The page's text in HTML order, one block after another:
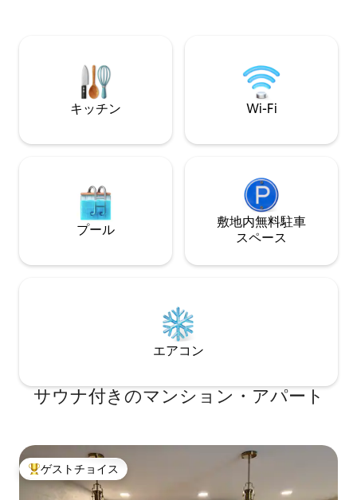
る必要があります。 今後の滞在のため
に、お気に入りリストに追加してくださ
泊可能で、紅葉シ
の滝でのハイキン
冬場のスキー（車
家です。リラック
キッチン Wi-Fi
プール
敷地内無料駐⁠車
ス⁠ペ⁠ー⁠ス
エアコン
サウナ付きのマンション・アパート
大好評のゲストチョイスです。
ゲストチョイス